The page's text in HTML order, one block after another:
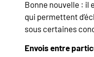
Bonne nouvelle : il
qui permettent
sous certaines
Envois entre